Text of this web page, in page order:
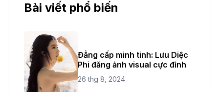
Bài viết phổ biến
Đẳng cấp minh tinh: Lưu Diệc
Phi đăng ảnh visual cực đỉnh
26 thg 8, 2024